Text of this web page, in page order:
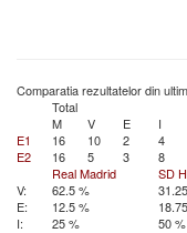
Comparatia rezultatelor din
Total
M
V E I
E1
16 10 2 4
E2
16 5 3 8
Real Madrid
SD
V:
62.5 %
E:
12.5 %
I:
25 % 50 %